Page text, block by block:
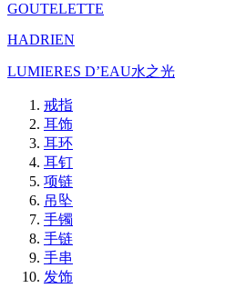
GOUTELETTE
HADRIEN
LUMIERES D’EAU水之光
戒指
耳饰
耳环
耳钉
项链
吊坠
手镯
手链
手串
发饰